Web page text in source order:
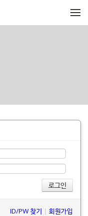
ID/PW 찾기 | 회원가입